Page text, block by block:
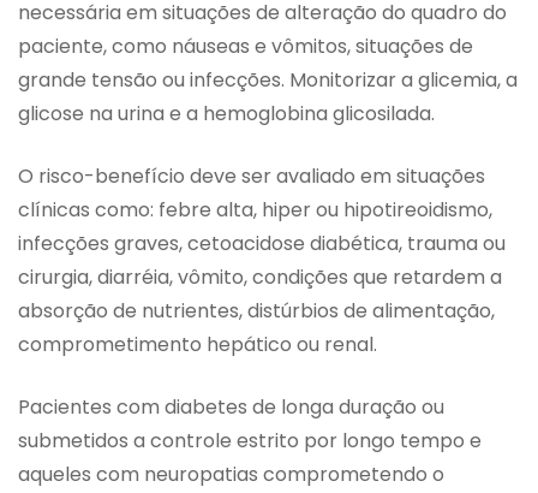
necessária em situações de alteração do quadro do
paciente, como náuseas e vômitos, situações de
grande tensão ou infecções. Monitorizar a glicemia, a
glicose na urina e a hemoglobina glicosilada.
O risco-benefício deve ser avaliado em situações
clínicas como: febre alta, hiper ou hipotireoidismo,
infecções graves, cetoacidose diabética, trauma ou
cirurgia, diarréia, vômito, condições que retardem a
absorção de nutrientes, distúrbios de alimentação,
comprometimento hepático ou renal.
Pacientes com diabetes de longa duração ou
submetidos a controle estrito por longo tempo e
aqueles com neuropatias comprometendo o